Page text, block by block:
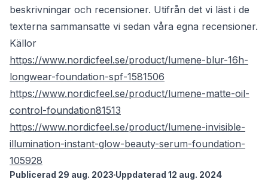
beskrivningar och recensioner. Utifrån det vi läst i de
texterna sammansatte vi sedan våra egna recensioner.
Källor
https://www.nordicfeel.se/product/lumene-blur-16h-
longwear-foundation-spf-1581506
https://www.nordicfeel.se/product/lumene-matte-oil-
control-foundation81513
https://www.nordicfeel.se/product/lumene-invisible-
illumination-instant-glow-beauty-serum-foundation-
105928
Publicerad 29 aug. 2023 Uppdaterad 12 aug. 2024